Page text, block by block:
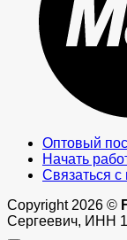
Оптовый
Начать
Связаться с
Copyright 2026 ©
Сергеевич, ИНН